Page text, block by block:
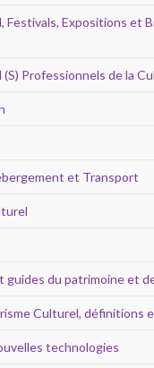
Festivals, Expositions et
Professionnels de la
et Transport
guides du patrimoine et
Culturel, définitions
technologies